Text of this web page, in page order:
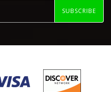
SUBSCRIBE